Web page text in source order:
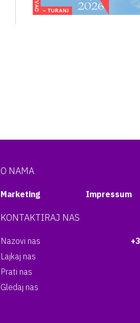
O NAMA
Marketing Impressum
KONTAKTIRAJ NAS
Nazovi nas
Lajkaj nas
Prati nas
Gledaj nas